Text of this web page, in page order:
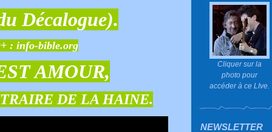
Cliquer sur la
photo pour
accéder à ce LIve.
NEWSLETTER
Décalogue).
: info-bible.org
AMOUR,
DE LA HAINE.